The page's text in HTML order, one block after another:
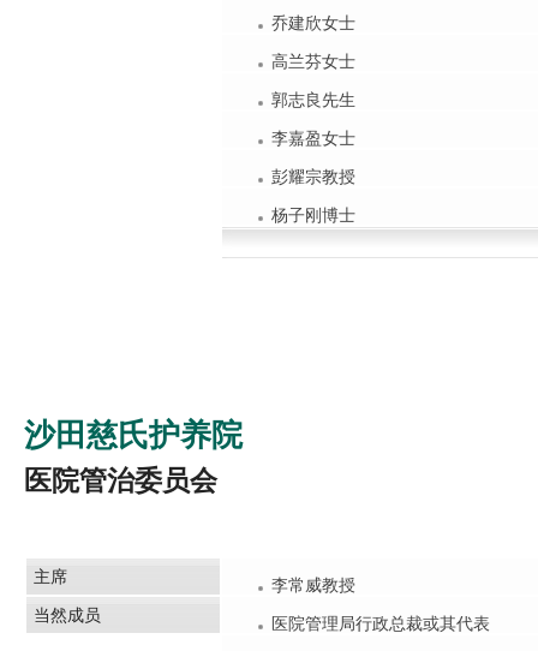
乔建欣女士
高兰芬女士
郭志良先生
李嘉盈女士
彭耀宗教授
杨子刚博士
沙田慈氏护养院
医院管治委员会
主席
李常威教授
当然成员
医院管理局行政总裁或其代表